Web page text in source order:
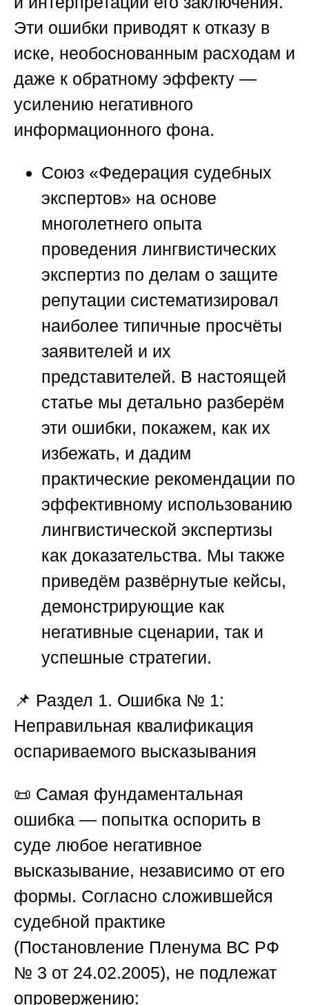
Эти ошибки приводят к отказу в
иске, необоснованным расходам и
даже к обратному эффекту —
усилению негативного
информационного фона.
Союз «Федерация судебных
экспертов» на основе
многолетнего опыта
проведения лингвистических
экспертиз по делам о защите
репутации систематизировал
наиболее типичные просчёты
заявителей и их
представителей. В настоящей
статье мы детально разберём
эти ошибки, покажем, как их
избежать, и дадим
практические рекомендации по
эффективному использованию
лингвистической экспертизы
как доказательства. Мы также
приведём развёрнутые кейсы,
демонстрирующие как
негативные сценарии, так и
успешные стратегии.
📌 Раздел 1. Ошибка № 1:
Неправильная квалификация
оспариваемого высказывания
📜 Самая фундаментальная
ошибка — попытка оспорить в
суде любое негативное
высказывание, независимо от его
формы. Согласно сложившейся
судебной практике
(Постановление Пленума ВС РФ
№ 3 от 24.02.2005), не подлежат
опровержению: